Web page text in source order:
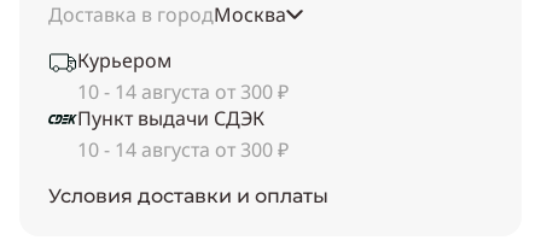
Доставка в городМосква
Курьером
10 - 14 августа от 300 ₽
Пункт выдачи СДЭК
10 - 14 августа от 300 ₽
Условия доставки и оплаты